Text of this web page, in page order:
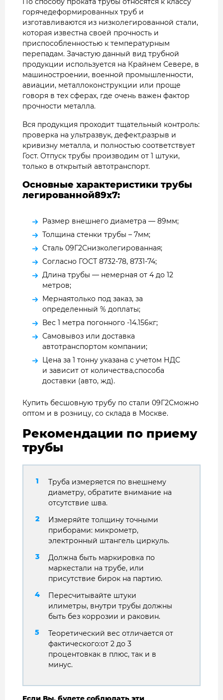
горячедеформированных труб и
изготавливаются из низколегированной стали,
которая известна своей прочность и
приспособленностью к температурным
перепадам. Зачастую данный вид трубной
продукции используется на Крайнем Севере, в
машиностроении, военной промышленности,
авиации, металлоконструкции или проще
говоря в тех сферах, где очень важен фактор
прочности металла.
Вся продукция проходит тщательный контроль:
проверка на ультразвук, дефект,разрыв и
кривизну металла, и полностью соответствует
Гост. Отпуск трубы производим от 1 штуки,
только в открытый автотранспорт.
Основные характеристики трубы
легированной89х7:
Размер внешнего диаметра — 89мм;
Толщина стенки трубы – 7мм;
Сталь 09Г2Снизколегированная;
Согласно ГОСТ 8732-78, 8731-74;
Длина трубы — немерная от 4 до 12
метров;
Мернаятолько под заказ, за
определенный % доплаты;
Вес 1 метра погонного -14.156кг;
Самовывоз или доставка
автотранспортом компании;
Цена за 1 тонну указана с учетом НДС
и зависит от количества,способа
доставки (авто, жд).
Купить бесшовную трубу по стали 09Г2Сможно
оптом и в розницу, со склада в Москве.
Рекомендации по приему
трубы
Труба измеряется по внешнему
диаметру, обратите внимание на
отсутствие шва.
Измеряйте толщину точными
приборами: микрометр,
электронный штангель циркуль.
Должна быть маркировка по
маркестали на трубе, или
присутствие бирок на партию.
Пересчитывайте штуки
илиметры, внутри трубы должны
быть без коррозии и раковин.
Теоретический вес отличается от
фактического:от 2 до 3
процентовкак в плюс, так и в
минус.